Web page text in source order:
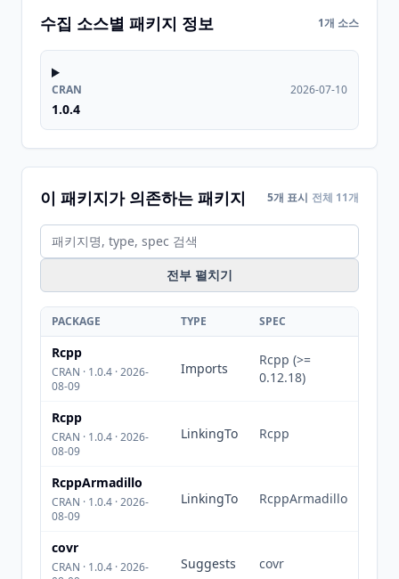
수집 소스별 패키지 정보 1개 소스
CRAN
1.0.4
2026-07-10
이 패키지가 의존하는 패키지 5개 표시 전체 11개
전부 펼치기
PACKAGE TYPE SPEC
Rcpp
CRAN · 1.0.4 · 2026-
08-09
Imports
Rcpp (>=
0.12.18)
Rcpp
CRAN · 1.0.4 · 2026-
08-09
LinkingTo Rcpp
RcppArmadillo
CRAN · 1.0.4 · 2026-
08-09
LinkingTo RcppArmadillo
covr
CRAN · 1.0.4 · 2026-
Suggests covr